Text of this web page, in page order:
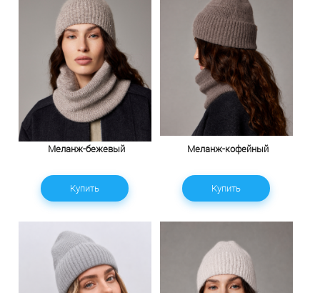
Меланж-бежевый
Купить
Меланж-кофейный
Купить